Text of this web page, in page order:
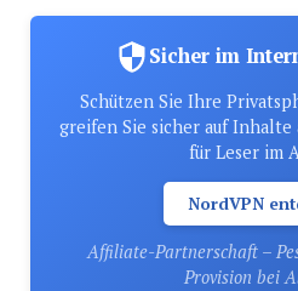
Sicher im
Schützen Sie Ihre
greifen Sie sicher auf Inhalte
für Leser im
NordVPN
Affiliate-Partnerschaft –
Provision bei